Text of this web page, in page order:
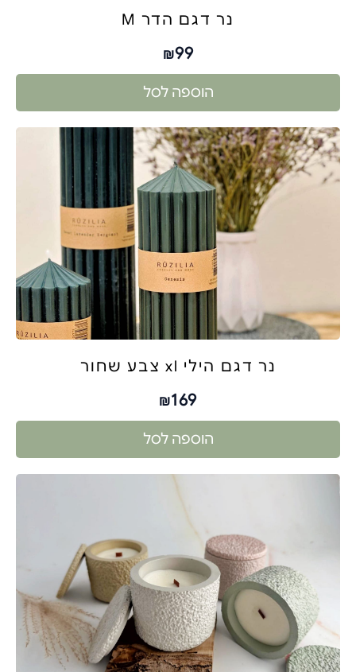
נר דגם הדר M
₪99
הוספה לסל
נר דגם הילי xl צבע שחור
₪169
הוספה לסל